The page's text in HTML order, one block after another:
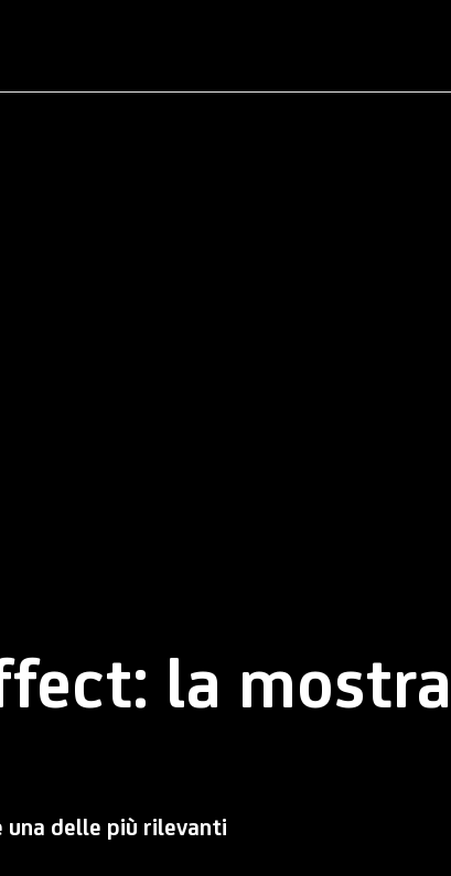
la
una delle più rilevanti